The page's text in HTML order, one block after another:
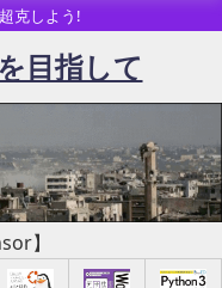
克しよう!
目指して
】